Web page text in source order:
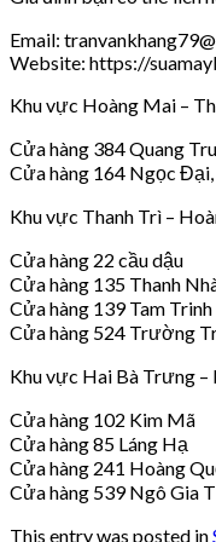
Email:
Website: https://
Khu vực Hoàng Mai –
Cửa hàng 384 Quang
Cửa hàng 164 Ngọc
Khu vực Thanh Trì –
Cửa hàng 22 cầu dậu
Cửa hàng 135 Thanh
Cửa hàng 139 Tam Trinh
Cửa hàng 524 Trường
Khu vực Hai Bà Trưng
Cửa hàng 102 Kim Mã
Cửa hàng 85 Láng Hạ
Cửa hàng 241 Hoàng
Cửa hàng 539 Ngô Gia
This entry was posted in